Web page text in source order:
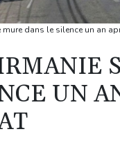
mure dans le silence un an
UN